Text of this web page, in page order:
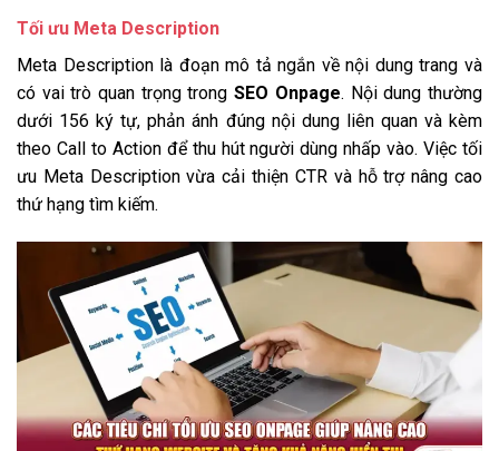
Tối ưu Meta Description
Meta Description là đoạn mô tả ngắn về nội dung trang và
có vai trò quan trọng trongSEO Onpage. Nội dung thường
dưới 156 ký tự, phản ánh đúng nội dung liên quan và kèm
theo Call to Action để thu hút người dùng nhấp vào. Việc tối
ưu Meta Description vừa cải thiện CTR và hỗ trợ nâng cao
thứ hạng tìm kiếm.